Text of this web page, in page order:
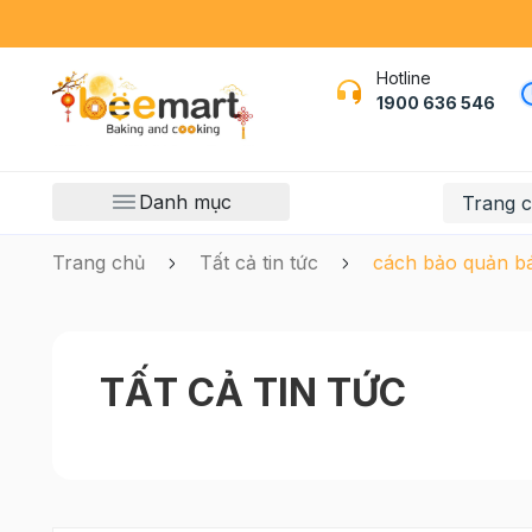
Hotline
1900 636 546
Danh mục Trang
Trang chủ Tất cả tin tức cách bảo quản
TẤT CẢ TIN TỨC